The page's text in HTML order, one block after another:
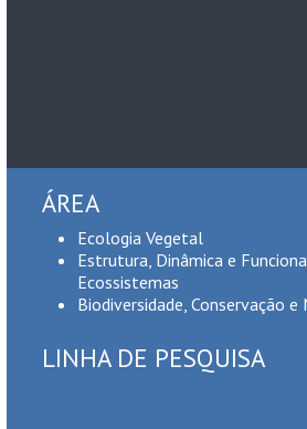
ÁREA
Ecologia Vegetal
Estrutura, Dinâmica e
Ecossistemas
Biodiversidade, Conservação e
LINHA DE PESQUISA